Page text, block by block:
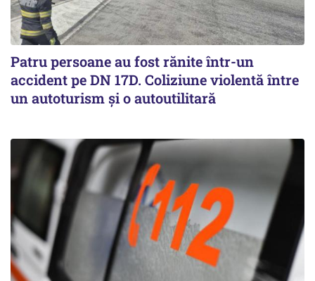
Patru persoane au fost rănite într-un
accident pe DN 17D. Coliziune violentă între
un autoturism și o autoutilitară